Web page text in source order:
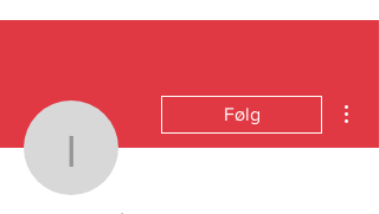
ingemajelange
Følg